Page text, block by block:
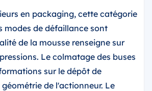
en packaging, cette catégorie
modes de défaillance sont
de la mousse renseigne sur
Le colmatage des buses
sur le dépôt de
de l'actionneur. Le